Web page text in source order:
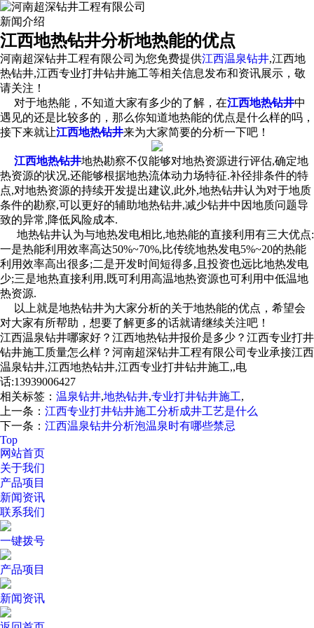
新闻介绍
江西地热钻井分析地热能的优点
河南超深钻井工程有限公司为您免费提供江西温泉钻井,江西地
热钻井,江西专业打井钻井施工等相关信息发布和资讯展示，敬
请关注！
对于地热能，不知道大家有多少的了解，在江西地热钻井中
遇见的还是比较多的，那么你知道地热能的优点是什么样的吗，
接下来就让江西地热钻井来为大家简要的分析一下吧！
江西地热钻井地热勘察不仅能够对地热资源进行评估,确定地
热资源的状况,还能够根据地热流体动力场特征.补径排条件的特
点,对地热资源的持续开发提出建议,此外,地热钻井认为对于地质
条件的勘察,可以更好的辅助地热钻井,减少钻井中因地质问题导
致的异常,降低风险成本.
地热钻井认为与地热发电相比,地热能的直接利用有三大优点:
一是热能利用效率高达50%~70%,比传统地热发电5%~20的热能
利用效率高出很多;二是开发时间短得多,且投资也远比地热发电
少;三是地热直接利用,既可利用高温地热资源也可利用中低温地
热资源.
以上就是地热钻井为大家分析的关于地热能的优点，希望会
对大家有所帮助，想要了解更多的话就请继续关注吧！
江西温泉钻井哪家好？江西地热钻井报价是多少？江西专业打井
钻井施工质量怎么样？河南超深钻井工程有限公司专业承接江西
温泉钻井,江西地热钻井,江西专业打井钻井施工,,电
话:13939006427
相关标签： 温泉钻井,地热钻井,专业打井钻井施工,
上一条： 江西专业打井钻井施工分析成井工艺是什么
下一条： 江西温泉钻井分析泡温泉时有哪些禁忌
Top
网站首页
关于我们
产品项目
新闻资讯
联系我们
一键拨号
产品项目
新闻资讯